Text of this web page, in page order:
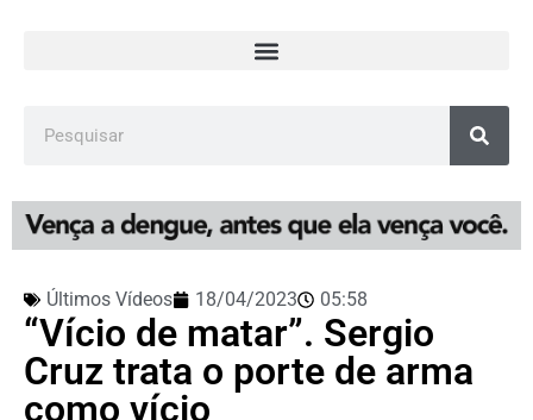
Últimos Vídeos 18/04/2023 05:58
“Vício de matar”. Sergio
Cruz trata o porte de arma
como vício